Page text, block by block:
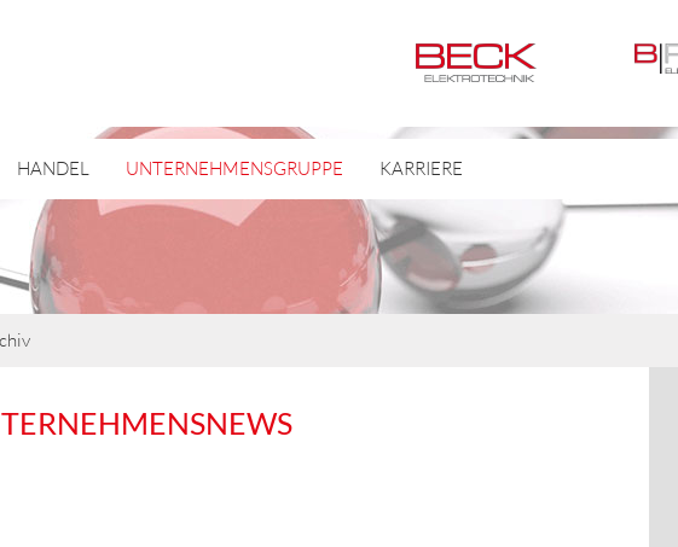
HANDEL UNTERNEHMENSGRUPPE KARRIERE